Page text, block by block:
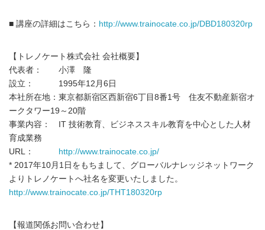
■ 講座の詳細はこちら： http://www.trainocate.co.jp/DBD180320rp
【トレノケート株式会社 会社概要】
代表者： 小澤 隆
設立： 1995年12月6日
本社所在地：東京都新宿区西新宿6丁目8番1号 住友不動産新宿オ
ークタワー19～20階
事業内容： IT 技術教育、ビジネススキル教育を中心とした人材
育成業務
URL：
http://www.trainocate.co.jp/
* 2017年10月1日をもちまして、グローバルナレッジネットワーク
よりトレノケートへ社名を変更いたしました。
http://www.trainocate.co.jp/THT180320rp
【報道関係お問い合わせ】